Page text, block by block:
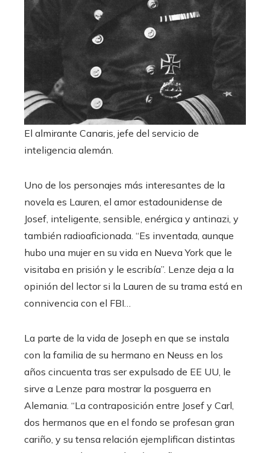
El almirante Canaris, jefe del servicio de
inteligencia alemán.
Uno de los personajes más interesantes de la
novela es Lauren, el amor estadounidense de
Josef, inteligente, sensible, enérgica y antinazi, y
también radioaficionada. “Es inventada, aunque
hubo una mujer en su vida en Nueva York que le
visitaba en prisión y le escribía”. Lenze deja a la
opinión del lector si la Lauren de su trama está en
connivencia con el FBI…
La parte de la vida de Joseph en que se instala
con la familia de su hermano en Neuss en los
años cincuenta tras ser expulsado de EE UU, le
sirve a Lenze para mostrar la posguerra en
Alemania. “La contraposición entre Josef y Carl,
dos hermanos que en el fondo se profesan gran
cariño, y su tensa relación ejemplifican distintas